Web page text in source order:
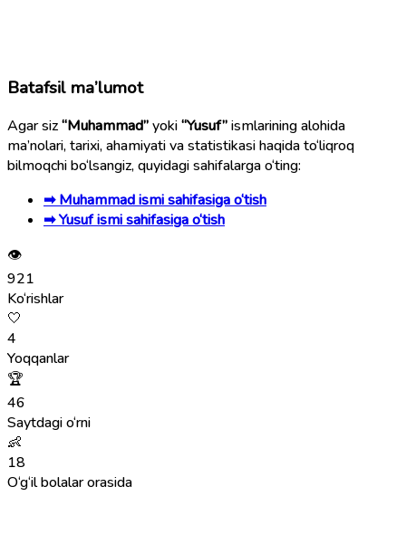
Batafsil ma’lumot
Agar siz“Muhammad”yoki“Yusuf”ismlarining alohida
ma’nolari, tarixi, ahamiyati va statistikasi haqida to‘liqroq
bilmoqchi bo‘lsangiz, quyidagi sahifalarga o‘ting:
➡ Muhammad ismi sahifasiga o‘tish
➡ Yusuf ismi sahifasiga o‘tish
👁
921
Ko‘rishlar
🤍
4
Yoqqanlar
🏆
46
Saytdagi o‘rni
👶
18
O‘g‘il bolalar orasida